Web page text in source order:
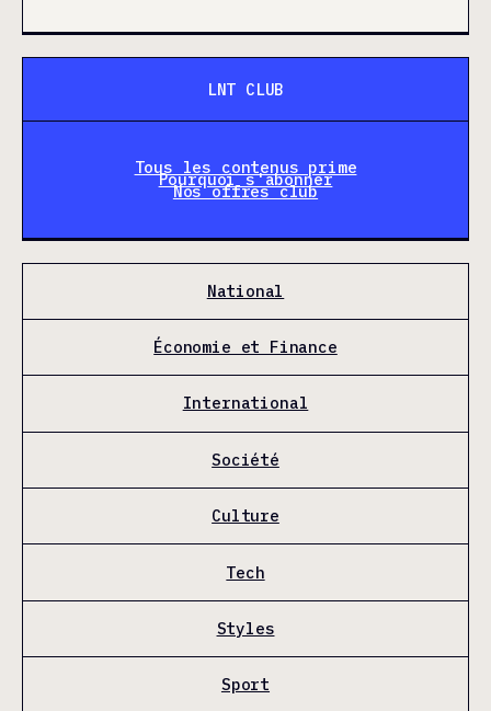
LNT CLUB
Tous les contenus prime
Pourquoi s'abonner
Nos offres club
National
Économie et Finance
International
Société
Culture
Tech
Styles
Sport